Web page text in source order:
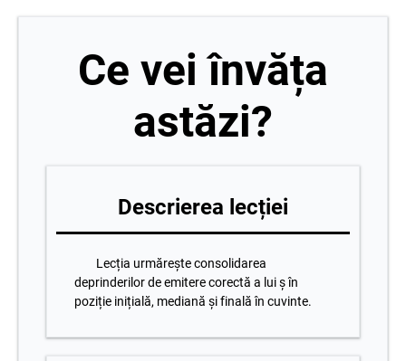
Ce vei învăța
astăzi?
Descrierea lecției
Lecția urmărește consolidarea
deprinderilor de emitere corectă a lui ș în
poziție inițială, mediană și finală în cuvinte.